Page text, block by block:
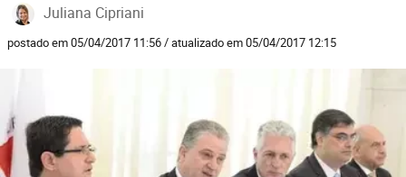
Juliana Cipriani
postado em 05/04/2017 11:56 / atualizado em 05/04/2017 12:15